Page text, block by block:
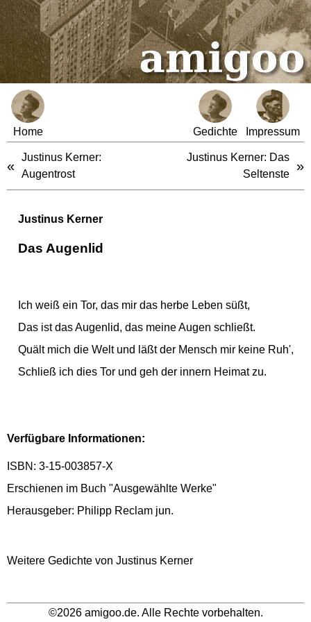
Home Gedichte Impressum
«
Justinus Kerner:
Augentrost
Justinus Kerner: Das
Seltenste
»
Justinus Kerner
Das Augenlid
Ich weiß ein Tor, das mir das herbe Leben süßt,
Das ist das Augenlid, das meine Augen schließt.
Quält mich die Welt und läßt der Mensch mir keine Ruh',
Schließ ich dies Tor und geh der innern Heimat zu.
Verfügbare Informationen:
ISBN: 3-15-003857-X
Erschienen im Buch "Ausgewählte Werke"
Herausgeber: Philipp Reclam jun.
Weitere Gedichte von Justinus Kerner
©2026 amigoo.de. Alle Rechte vorbehalten.